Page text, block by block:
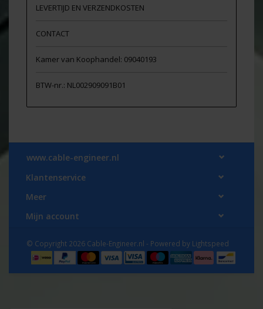
LEVERTIJD EN VERZENDKOSTEN
CONTACT
Kamer van Koophandel: 09040193
BTW-nr.: NL002909091B01
www.cable-engineer.nl
Klantenservice
Meer
Mijn account
© Copyright 2026 Cable-Engineer.nl - Powered by Lightspeed